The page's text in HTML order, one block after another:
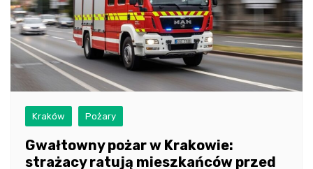
Kraków Pożary
Gwałtowny pożar w Krakowie:
strażacy ratują mieszkańców przed